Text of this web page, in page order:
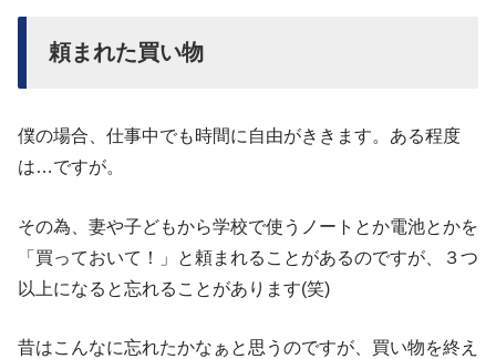
頼まれた買い物
僕の場合、仕事中でも時間に自由がききます。ある程度
は…ですが。
その為、妻や子どもから学校で使うノートとか電池とかを
「買っておいて！」と頼まれることがあるのですが、３つ
以上になると忘れることがあります(笑)
昔はこんなに忘れたかなぁと思うのですが、買い物を終え